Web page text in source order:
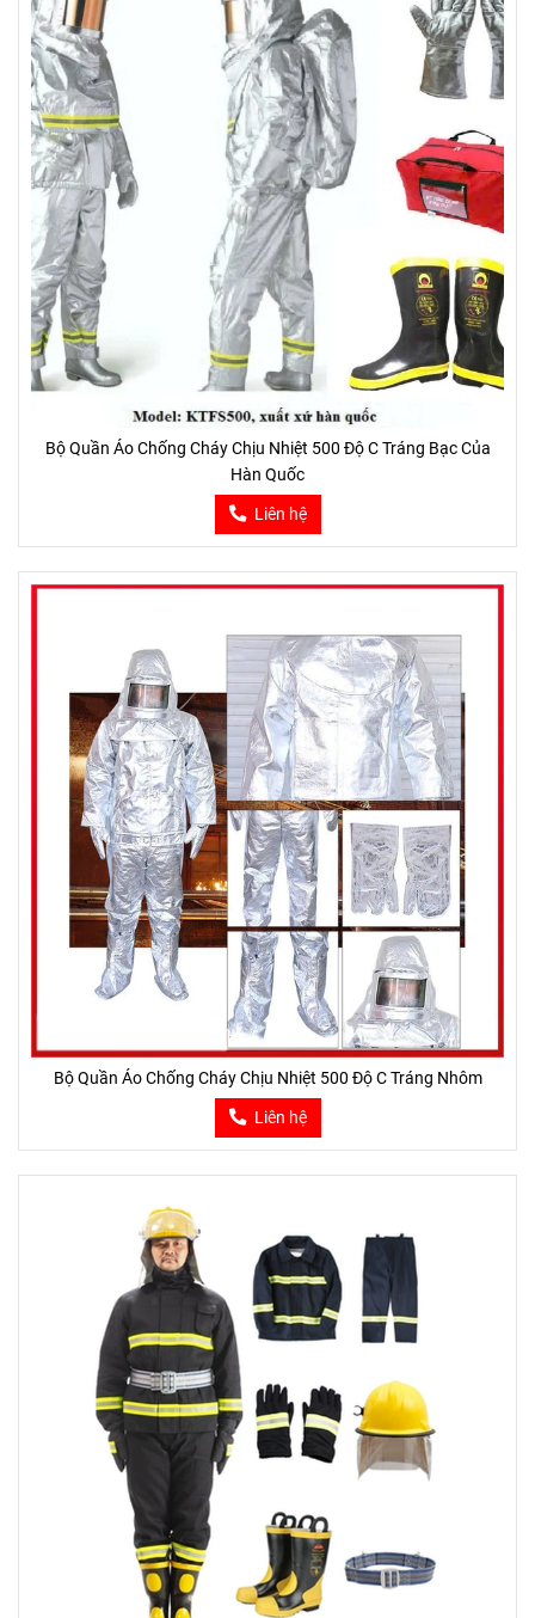
Bộ Quần Áo Chống Cháy Chịu Nhiệt 500 Độ C Tráng Bạc Của
Hàn Quốc
Liên hệ
Bộ Quần Áo Chống Cháy Chịu Nhiệt 500 Độ C Tráng Nhôm
Liên hệ